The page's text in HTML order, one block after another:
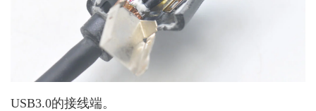
USB3.0的接线端。